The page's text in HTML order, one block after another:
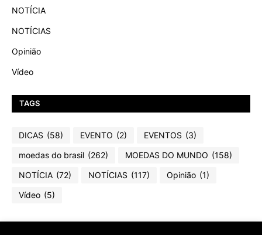
NOTÍCIA
NOTÍCIAS
Opinião
Vídeo
TAGS
DICAS (58) EVENTO (2) EVENTOS (3)
moedas do brasil (262) MOEDAS DO MUNDO (158)
NOTÍCIA (72) NOTÍCIAS (117) Opinião (1)
Vídeo (5)